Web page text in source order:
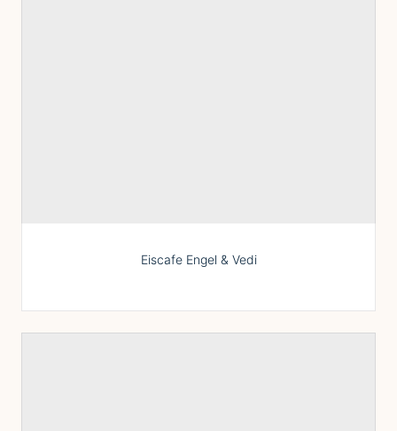
Eiscafe Engel & Vedi